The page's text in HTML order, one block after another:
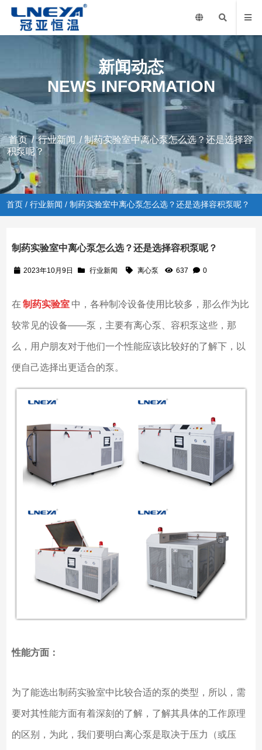
新闻动态
NEWS INFORMATION
首页/行业新闻 / 制药实验室中离心泵怎么选？还是选择容
积泵呢？
首页 /行业新闻 / 制药实验室中离心泵怎么选？还是选择容积泵呢？
制药实验室中离心泵怎么选？还是选择容积泵呢？
2023年10月9日 行业新闻 离心泵 637 0
在 制药实验室 中，各种制冷设备使用比较多，那么作为比
较常见的设备——泵，主要有离心泵、容积泵这些，那
么，用户朋友对于他们一个性能应该比较好的了解下，以
便自己选择出更适合的泵。
性能方面：
为了能选出制药实验室中比较合适的泵的类型，所以，需
要对其性能方面有着深刻的了解，了解其具体的工作原理
的区别，为此，我们要明白离心泵是取决于压力（或压